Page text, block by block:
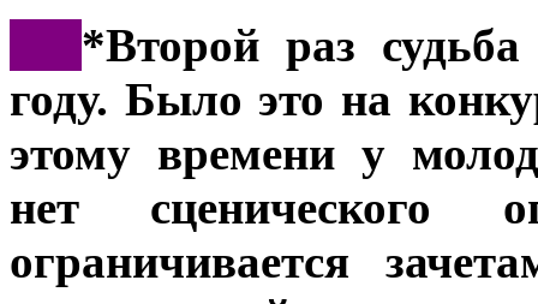
*Второй раз
году. Было это на
этому времени у
нет
ограничивается